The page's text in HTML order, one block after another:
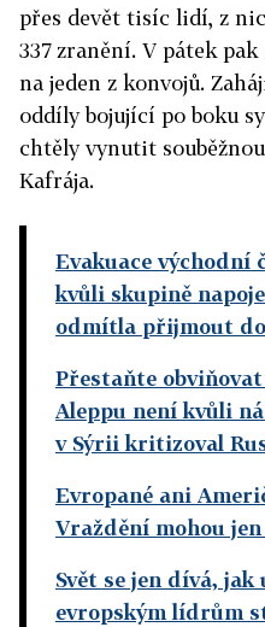
přes devět tisíc lidí, z
337 zranění. V pátek
na jeden z konvojů.
oddíly bojující po boku
chtěly vynutit
Kafrája.
Evakuace východní
kvůli skupině
odmítla přijmout
Přestaňte
Aleppu není kvůli
v Sýrii kritizoval
Evropané ani
Vraždění mohou
Svět se jen dívá, jak
evropským lídrům